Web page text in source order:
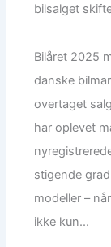
bilsalget
Bilåret 2025
danske
overtaget
har oplevet
stigende
modeller –
ikke kun...